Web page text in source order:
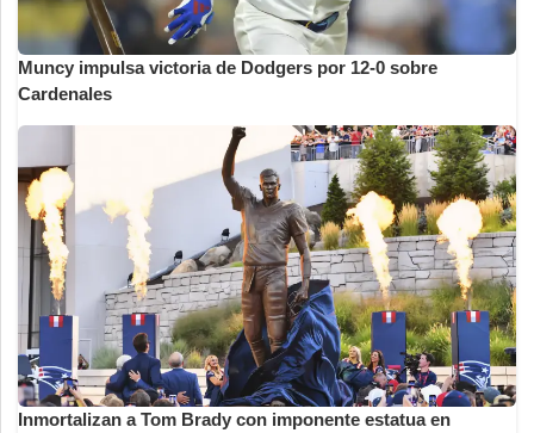
Muncy impulsa victoria de Dodgers por 12-0 sobre
Cardenales
Inmortalizan a Tom Brady con imponente estatua en